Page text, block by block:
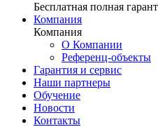
Бесплатная полная
Компания
Компания
О Компании
Референц-объекты
Гарантия и сервис
Наши партнеры
Обучение
Новости
Контакты